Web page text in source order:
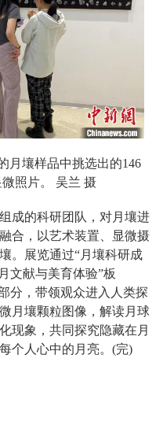
月壤样品中挑选出的146
照片。 吴兰 摄
成的科研团队，对月壤进
合，以艺术装置、显微摄
。展览通过“月壤科研成
文献与美育体验”板
分，带领观众进入人类探
月壤颗粒图像，解读月球
现象，共同探究隐藏在月
个人心中的月亮。(完)